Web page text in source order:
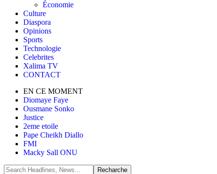
Économie
Culture
Diaspora
Opinions
Sports
Technologie
Celebrites
Xalima TV
CONTACT
EN CE MOMENT
Diomaye Faye
Ousmane Sonko
Justice
2eme etoile
Pape Cheikh Diallo
FMI
Macky Sall ONU